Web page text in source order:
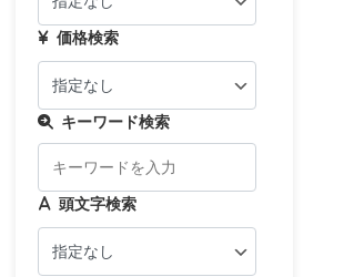
価格検索
キーワード検索
頭文字検索